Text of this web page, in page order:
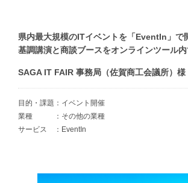
県内最大規模のITイベントを「EventIn」で
基調講演と商談ブースをオンラインツール
SAGA IT FAIR 事務局（佐賀商工会議所）様
目的・課題
イベント開催
業種
その他の業種
サービス
EventIn